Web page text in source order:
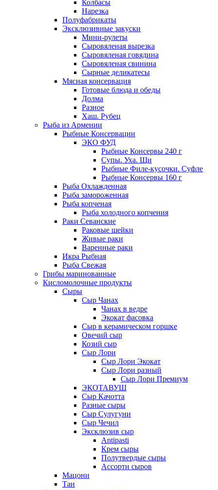
Колбасы
Нарезка
Полуфабрикаты
Эксклюзивные закуски
Мини-рулеты
Сыровяленая вырезка
Сыровяленая говядина
Сыровяленая свинина
Сырные деликатесы
Мясная консервация
Готовые блюда и обеды
Долма
Разное
Хаш. Рубец
Рыба из Армении
Рыбные Консервации
ЭКО ФУД
Рыбные Консервы 240 г
Супы. Уха. Щи
Рыбные Филе-кусочки. Суфле
Рыбные Консервы 160 г
Рыба Охлажденная
Рыба замороженная
Рыба копченая
Рыба холодного копчения
Раки Севанские
Раковые шейки
Живые раки
Варенные раки
Икра Рыбная
Рыба Свежая
Грибы маринованные
Кисломолочные продукты
Сыры
Сыр Чанах
Чанах в ведре
Экокат фасовка
Сыр в керамическом горшке
Овечий сыр
Козий сыр
Сыр Лори
Сыр Лори Экокат
Сыр Лори разный
Сыр Лори Премиум
ЭКОТАВУШ
Сыр Качотта
Разные сыры
Сыр Сулугуни
Сыр Чечил
Эксклюзив сыр
Antipasti
Крем сыры
Полутвердые сыры
Ассорти сыров
Мацони
Тан